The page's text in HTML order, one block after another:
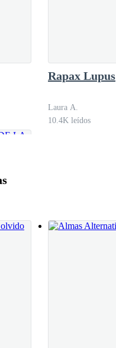
Rapax Lupus
Laura A.
10.4K leídos